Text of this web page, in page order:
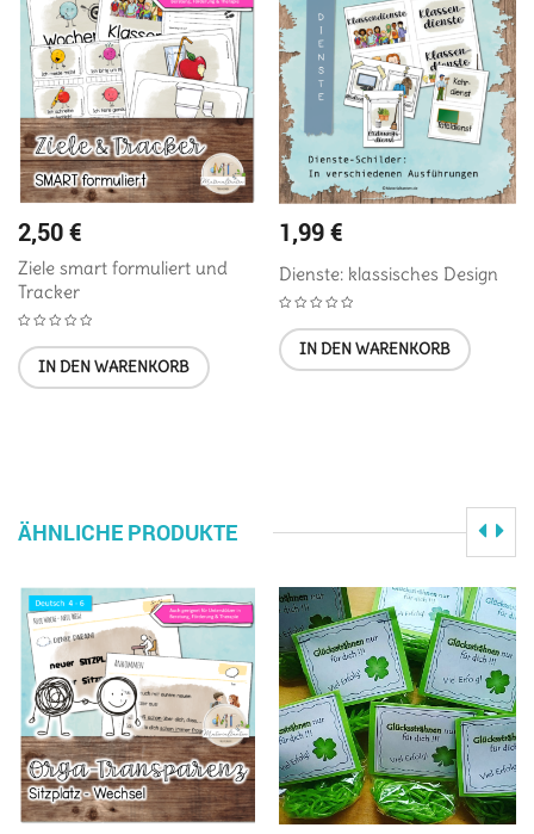
2,50€
Ziele smart formuliert und
Tracker
IN DEN WARENKORB
1,99€
Dienste: klassisches Design
IN DEN WARENKORB
ÄHNLICHE PRODUKTE